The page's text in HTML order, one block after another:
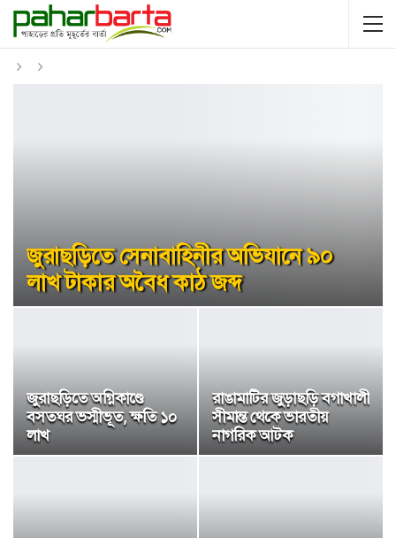
জুরাছড়িতে সেনাবাহিনীর অভিযানে ৯০
লাখ টাকার অবৈধ কাঠ জব্দ
জুরাছড়িতে অগ্নিকাণ্ডে
বসতঘর ভস্মীভূত, ক্ষতি ১০
লাখ
রাঙামাটির জুড়াছড়ি বগাখালী
সীমান্ত থেকে ভারতীয়
নাগরিক আটক